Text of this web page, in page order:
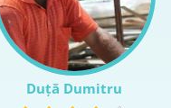
Duță Dumitru